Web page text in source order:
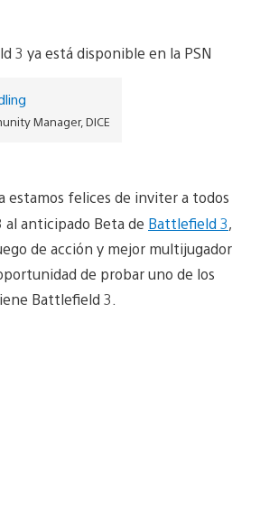
Manager, DICE
estamos felices de inviter a todos
al anticipado Beta de Battlefield 3,
de acción y mejor multijugador
de probar uno de los
Battlefield 3.